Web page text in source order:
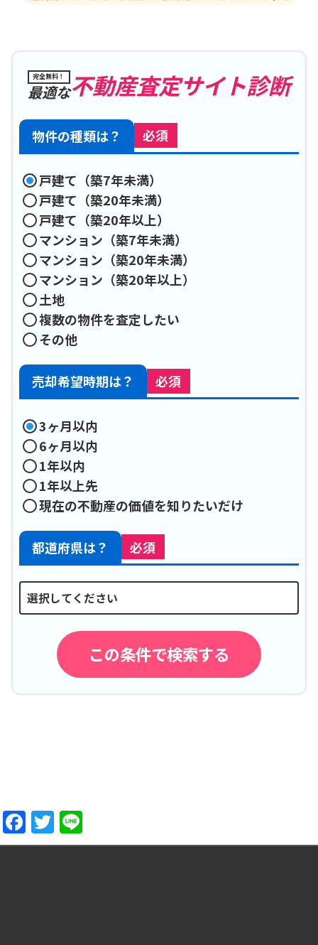
完全無料！
最適な不動産査定サイト診断
物件の種類は？ 必須
戸建て（築7年未満）
戸建て（築20年未満）
戸建て（築20年以上）
マンション（築7年未満）
マンション（築20年未満）
マンション（築20年以上）
土地
複数の物件を査定したい
その他
売却希望時期は？ 必須
3ヶ月以内
6ヶ月以内
1年以内
1年以上先
現在の不動産の価値を知りたいだけ
都道府県は？ 必須
Facebook
Twitter